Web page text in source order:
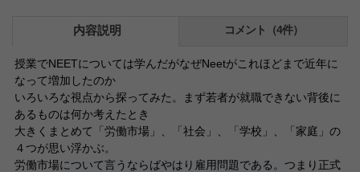
内容説明 コメント（4件）
授業でNEETについては学んだがなぜNeetがこれほどまで近年に
なって増加したのか
いろいろな視点から探ってみた。まず若者が就職できない背後に
あるものは何か考えたとき
大きくまとめて「労働市場」、「社会」、「学校」、「家庭」の
４つが思い浮かぶ。
労働市場について言うならばやはり雇用問題である。つまり正式